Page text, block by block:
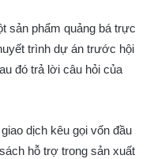
sản phẩm quảng bá trực
trình dự án trước hội
đó trả lời câu hỏi của
dịch kêu gọi vốn đầu
hỗ trợ trong sản xuất